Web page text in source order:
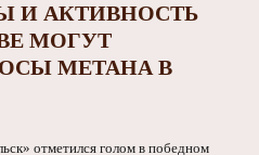
И АКТИВНОСТЬ
МОГУТ
МЕТАНА В